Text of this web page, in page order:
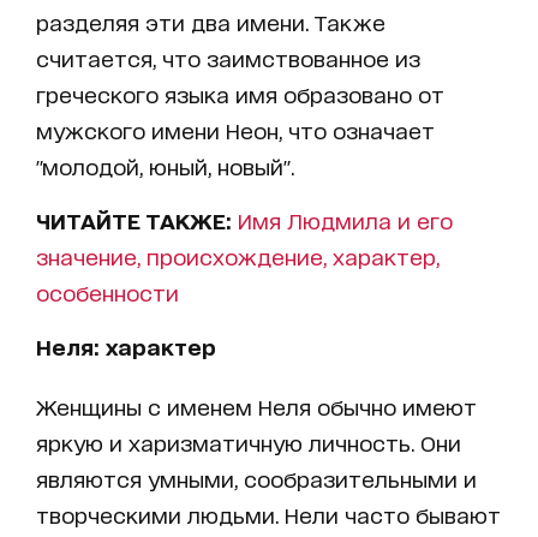
разделяя эти два имени. Также
считается, что заимствованное из
греческого языка имя образовано от
мужского имени Неон, что означает
"молодой, юный, новый".
ЧИТАЙТЕ ТАКЖЕ: Имя Людмила и его
значение, происхождение, характер,
особенности
Неля: характер
Женщины с именем Неля обычно имеют
яркую и харизматичную личность. Они
являются умными, сообразительными и
творческими людьми. Нели часто бывают